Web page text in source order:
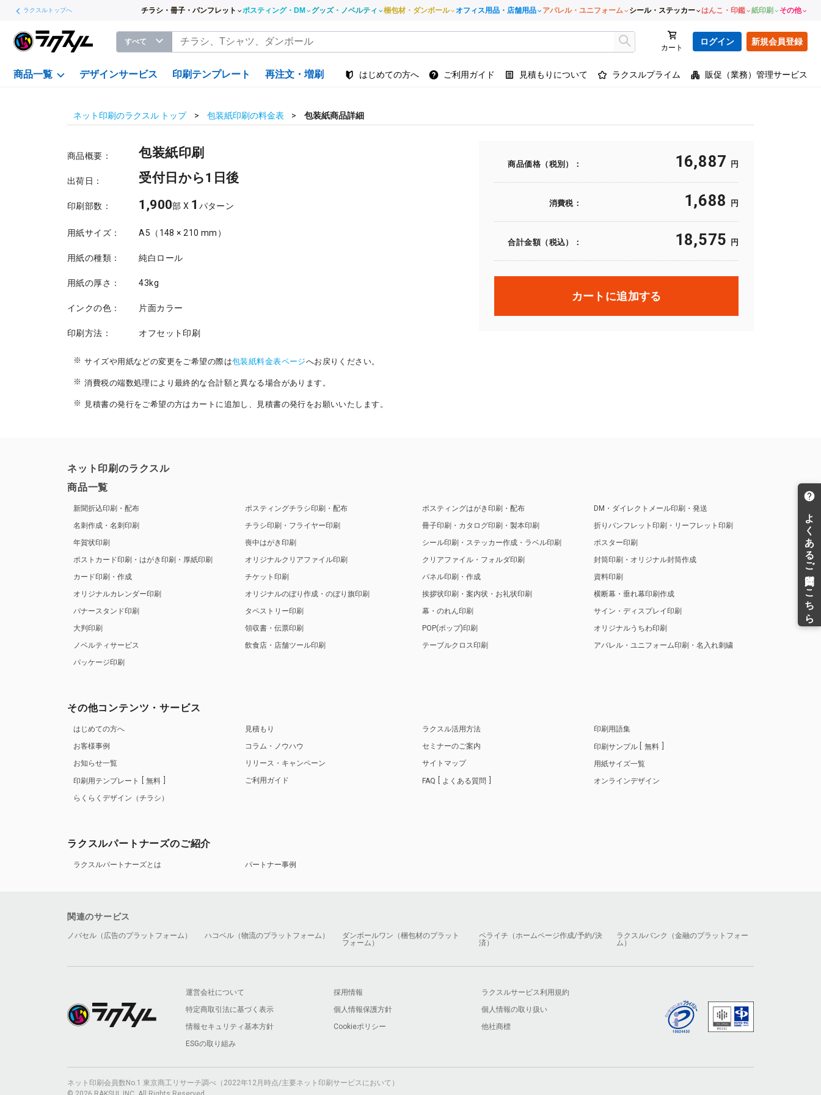
ラクスルトップへ チラシ・冊子・パンフレット ポスティング・DM グッズ・ノベルティ 梱包材・ダンボール オフィス用品・店舗用品 アパレル・ユニフォーム シール・ステッカー はんこ・印鑑 紙印刷 その他
すべて
カート
ログイン 新規会員登録
商品一覧 デザインサービス 印刷テンプレート 再注文・増刷 はじめての方へ ご利用ガイド 見積もりについて ラクスルプライム 販促（業務）管理サービス
ネット印刷のラクスル トップ 包装紙印刷の料金表 包装紙商品詳細
商品概要： 包装紙印刷
出荷日： 受付日から1日後
印刷部数： 1,900部 X 1 パターン
用紙サイズ： A5（148 × 210 mm）
用紙の種類： 純白ロール
用紙の厚さ： 43kg
インクの色： 片面カラー
印刷方法： オフセット印刷
サイズや用紙などの変更をご希望の際は包装紙料金表ページへお戻りください。
消費税の端数処理により最終的な合計額と異なる場合があります。
見積書の発行をご希望の方はカートに追加し、見積書の発行をお願いいたします。
商品価格（税別）： 16,887 円
消費税： 1,688 円
合計金額（税込）： 18,575 円
カートに追加する
ネット印刷のラクスル
商品一覧
新聞折込印刷・配布
名刺作成・名刺印刷
年賀状印刷
ポストカード印刷・はがき印刷・厚紙印刷
カード印刷・作成
オリジナルカレンダー印刷
バナースタンド印刷
大判印刷
ノベルティサービス
パッケージ印刷
ポスティングチラシ印刷・配布
チラシ印刷・フライヤー印刷
喪中はがき印刷
オリジナルクリアファイル印刷
チケット印刷
オリジナルのぼり作成・のぼり旗印刷
タペストリー印刷
領収書・伝票印刷
飲食店・店舗ツール印刷
ポスティングはがき印刷・配布
冊子印刷・カタログ印刷・製本印刷
シール印刷・ステッカー作成・ラベル印刷
クリアファイル・フォルダ印刷
パネル印刷・作成
挨拶状印刷・案内状・お礼状印刷
幕・のれん印刷
POP(ポップ)印刷
テーブルクロス印刷
DM・ダイレクトメール印刷・発送
折りパンフレット印刷・リーフレット印刷
ポスター印刷
封筒印刷・オリジナル封筒作成
資料印刷
横断幕・垂れ幕印刷作成
サイン・ディスプレイ印刷
オリジナルうちわ印刷
アパレル・ユニフォーム印刷・名入れ刺繍
その他コンテンツ・サービス
はじめての方へ
お客様事例
お知らせ一覧
印刷用テンプレート
無料
らくらくデザイン（チラシ）
見積もり
コラム・ノウハウ
リリース・キャンペーン
ご利用ガイド
ラクスル活用方法
セミナーのご案内
サイトマップ
FAQ よくある質問
印刷用語集
印刷サンプル
無料
用紙サイズ一覧
オンラインデザイン
ラクスルパートナーズのご紹介
ラクスルパートナーズとは パートナー事例
関連のサービス
ノバセル（広告のプラットフォーム） ハコベル（物流のプラットフォーム）
ダンボールワン（梱包材のプラット
フォーム）
ペライチ（ホームページ作成/予約/決
済）
ラクスルバンク（金融のプラットフォー
ム）
運営会社について 採用情報
ラクスルサービス利用規約
特定商取引法に基づく表示
個人情報保護方針
個人情報の取り扱い
情報セキュリティ基本方針
Cookieポリシー
他社商標
ESGの取り組み
ネット印刷会員数No.1 東京商工リサーチ調べ（2022年12月時点/主要ネット印刷サービスにおいて）